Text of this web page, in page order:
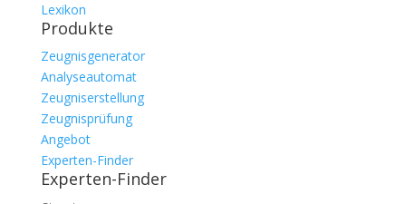
Lexikon
Produkte
Zeugnisgenerator
Analyseautomat
Zeugniserstellung
Zeugnisprüfung
Angebot
Experten-Finder
Experten-Finder